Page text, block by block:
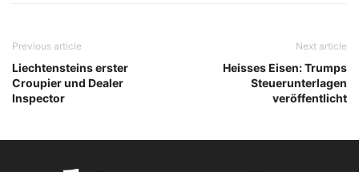
Previous article
Liechtensteins erster
Croupier und Dealer
Inspector
Next article
Heisses Eisen: Trumps
Steuerunterlagen
veröffentlicht